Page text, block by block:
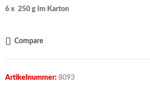
6 x 250 g im Karton
Compare
Artikelnummer: 8093